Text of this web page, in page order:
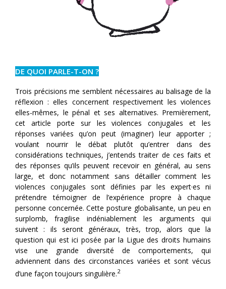
DE QUOI PARLE-T-ON ?
Trois précisions me semblent nécessaires au balisage de la
réflexion : elles concernent respectivement les violences
elles-mêmes, le pénal et ses alternatives. Premièrement,
cet article porte sur les violences conjugales et les
réponses variées qu’on peut (imaginer) leur apporter ;
voulant nourrir le débat plutôt qu’entrer dans des
considérations techniques, j’entends traiter de ces faits et
des réponses qu’ils peuvent recevoir en général, au sens
large, et donc notamment sans détailler comment les
violences conjugales sont définies par les expert·es ni
prétendre témoigner de l’expérience propre à chaque
personne concernée. Cette posture globalisante, un peu en
surplomb, fragilise indéniablement les arguments qui
suivent : ils seront généraux, très, trop, alors que la
question qui est ici posée par la Ligue des droits humains
vise une grande diversité de comportements, qui
adviennent dans des circonstances variées et sont vécus
d’une façon toujours singulière.2